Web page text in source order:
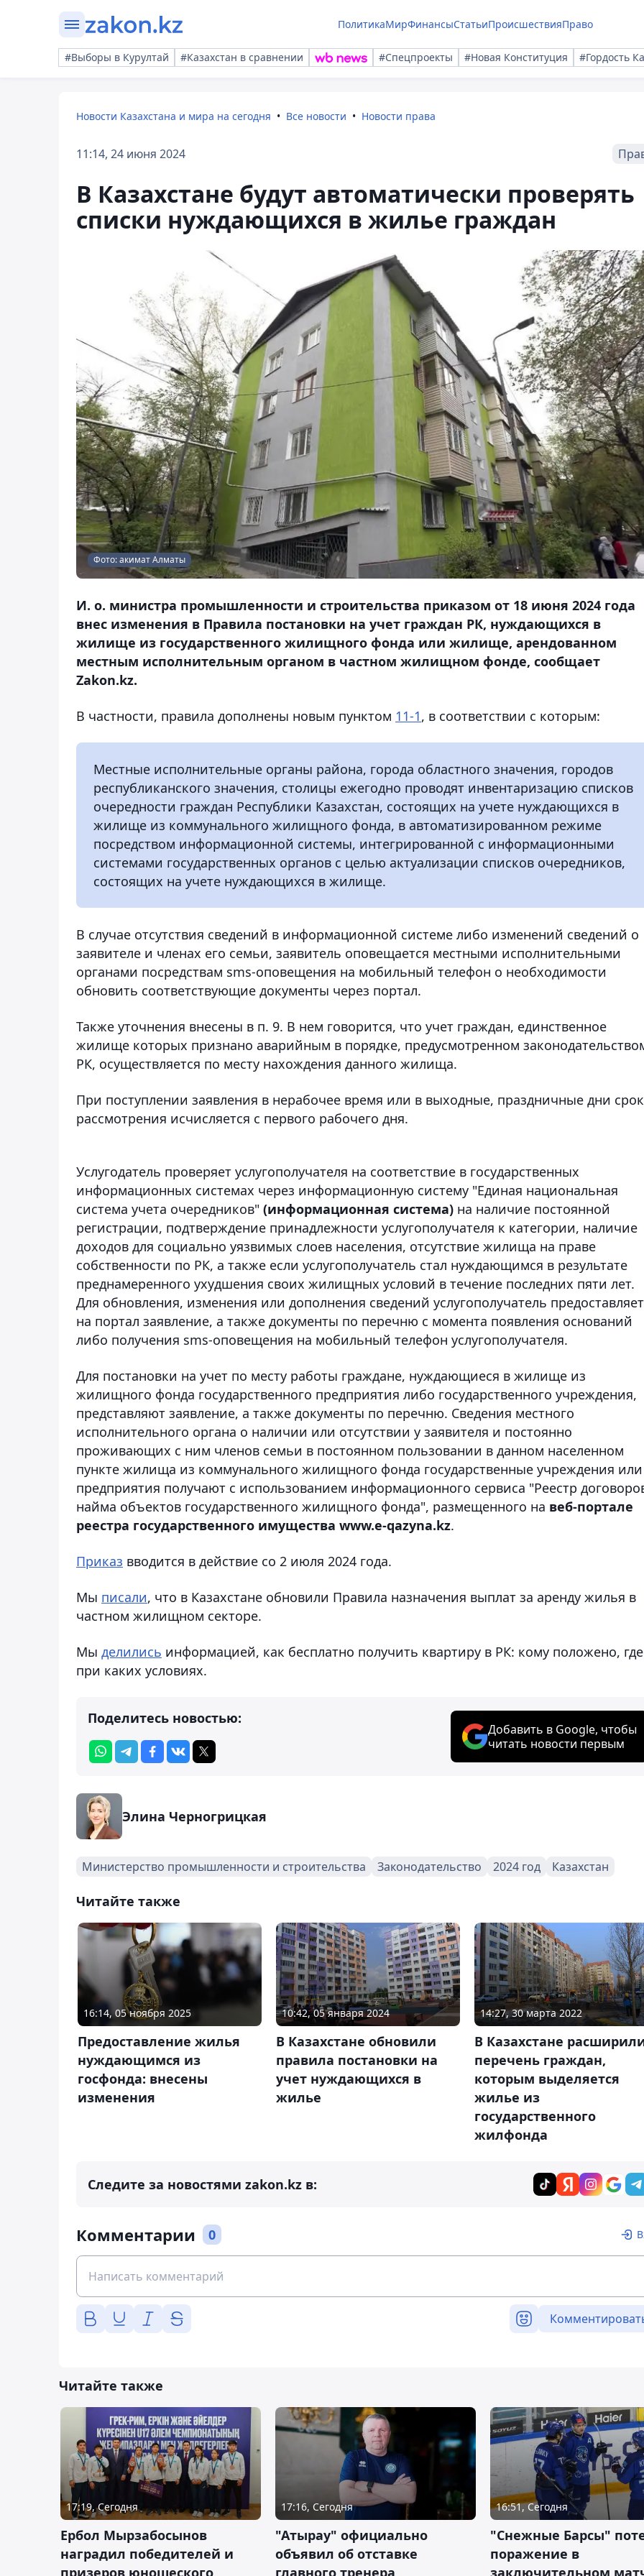
ПолитикаМирФинансыСтатьиПроисшествияПраво
#Выборы в Курултай #Казахстан в сравнении #Спецпроекты #Новая Конституция #Гордость
Новости Казахстана и мира на сегодня Все новости Новости права
11:14, 24 июня 2024
В Казахстане будут автоматически проверять
списки нуждающихся в жилье граждан
Фото: акимат Алматы
И. о. министра промышленности и строительства приказом от 18 июня 2024 года
внес изменения в Правила постановки на учет граждан РК, нуждающихся в
жилище из государственного жилищного фонда или жилище, арендованном
местным исполнительным органом в частном жилищном фонде, сообщает
Zakon.kz.
В частности, правила дополнены новым пунктом 11-1, в соответствии с которым:
Местные исполнительные органы района, города областного значения, городов
республиканского значения, столицы ежегодно проводят инвентаризацию списков
очередности граждан Республики Казахстан, состоящих на учете нуждающихся в
жилище из коммунального жилищного фонда, в автоматизированном режиме
посредством информационной системы, интегрированной с информационными
системами государственных органов с целью актуализации списков очередников,
состоящих на учете нуждающихся в жилище.
В случае отсутствия сведений в информационной системе либо изменений сведений о
заявителе и членах его семьи, заявитель оповещается местными исполнительными
органами посредствам sms-оповещения на мобильный телефон о необходимости
обновить соответствующие документы через портал.
Также уточнения внесены в п. 9. В нем говорится, что учет граждан, единственное
жилище которых признано аварийным в порядке, предусмотренном
РК, осуществляется по месту нахождения данного жилища.
При поступлении заявления в нерабочее время или в выходные, праздничные дни срок
рассмотрения исчисляется с первого рабочего дня.
Услугодатель проверяет услугополучателя на соответствие в государственных
информационных системах через информационную систему "Единая национальная
система учета очередников" (информационная система) на наличие постоянной
регистрации, подтверждение принадлежности услугополучателя к категории, наличие
доходов для социально уязвимых слоев населения, отсутствие жилища на праве
собственности по РК, а также если услугополучатель стал нуждающимся в результате
преднамеренного ухудшения своих жилищных условий в течение последних пяти лет.
Для обновления, изменения или дополнения сведений услугополучатель предоставляет
на портал заявление, а также документы по перечню с момента появления оснований
либо получения sms-оповещения на мобильный телефон услугополучателя.
Для постановки на учет по месту работы граждане, нуждающиеся в жилище из
жилищного фонда государственного предприятия либо государственного учреждения,
представляют заявление, а также документы по перечню. Сведения местного
исполнительного органа о наличии или отсутствии у заявителя и постоянно
проживающих с ним членов семьи в постоянном пользовании в данном населенном
пункте жилища из коммунального жилищного фонда государственные учреждения или
предприятия получают с использованием информационного сервиса "Реестр
найма объектов государственного жилищного фонда", размещенного на веб-портале
реестра государственного имущества www.e-qazyna.kz.
Приказ вводится в действие со 2 июля 2024 года.
Мы писали, что в Казахстане обновили Правила назначения выплат за аренду жилья в
частном жилищном секторе.
Мы делились информацией, как бесплатно получить квартиру в РК: кому положено,
при каких условиях.
Поделитесь новостью:
Добавить в Google, чтобы
читать новости первым
Элина Черногрицкая
Министерство промышленности и строительства Законодательство 2024 год Казахстан
Читайте также
16:14, 05 ноября 2025
Предоставление жилья
нуждающимся из
госфонда: внесены
изменения
10:42, 05 января 2024
В Казахстане обновили
правила постановки на
учет нуждающихся в
жилье
14:27, 30 марта 2022
В Казахстане
перечень граждан,
которым выделяется
жилье из
государственного
жилфонда
Следите за новостями zakon.kz в:
Комментарии 0
Читайте также
17:19, Сегодня
Ербол Мырзабосынов
наградил победителей и
17:16, Сегодня
"Атырау" официально
объявил об отставке
16:51, Сегодня
"Снежные Барсы"
поражение в